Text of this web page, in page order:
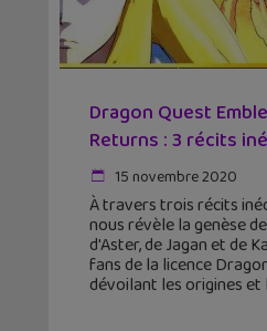
Dragon Quest
Returns : 3 récits
15 novembre 2020
À travers trois récits
nous révèle la genèse
d'Aster, de Jagan et de
fans de la licence
dévoilant les origines et